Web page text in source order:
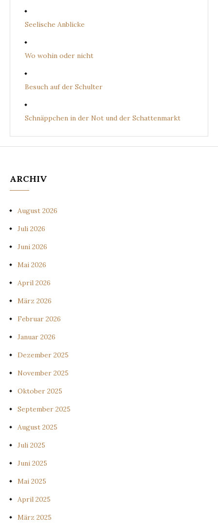
Seelische Anblicke
Wo wohin oder nicht
Besuch auf der Schulter
Schnäppchen in der Not und der Schattenmarkt
ARCHIV
August 2026
Juli 2026
Juni 2026
Mai 2026
April 2026
März 2026
Februar 2026
Januar 2026
Dezember 2025
November 2025
Oktober 2025
September 2025
August 2025
Juli 2025
Juni 2025
Mai 2025
April 2025
März 2025